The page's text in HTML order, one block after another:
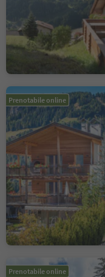
Prenotabile online
Prenotabile online